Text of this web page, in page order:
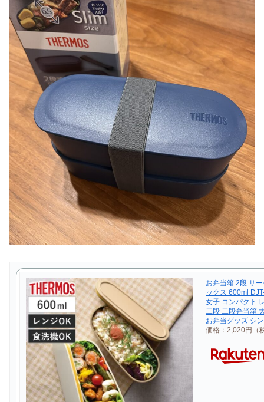
お弁当箱 2段 サ
ックス 600ml
女子 コンパクト
二段 二段弁当箱
お弁当グッズ シ
価格：2,020円（